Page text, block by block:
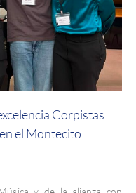
Corpistas
el Montecito